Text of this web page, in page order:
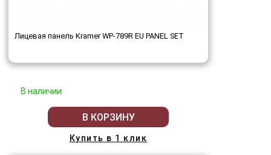
Лицевая панель Kramer WP-789R EU PANEL SET
В наличии
В КОРЗИНУ
Купить в 1 клик